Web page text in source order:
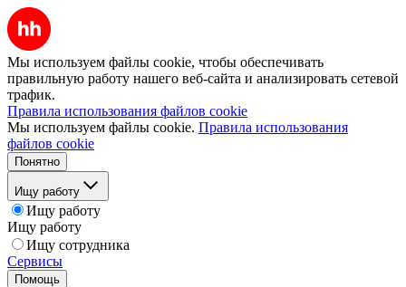
Мы используем файлы cookie, чтобы обеспечивать
правильную работу нашего веб-сайта и анализировать сетевой
трафик.
Правила использования файлов cookie
Мы используем файлы cookie. Правила использования
файлов cookie
Понятно
Ищу работу
Ищу работу
Ищу работу
Ищу сотрудника
Сервисы
Помощь